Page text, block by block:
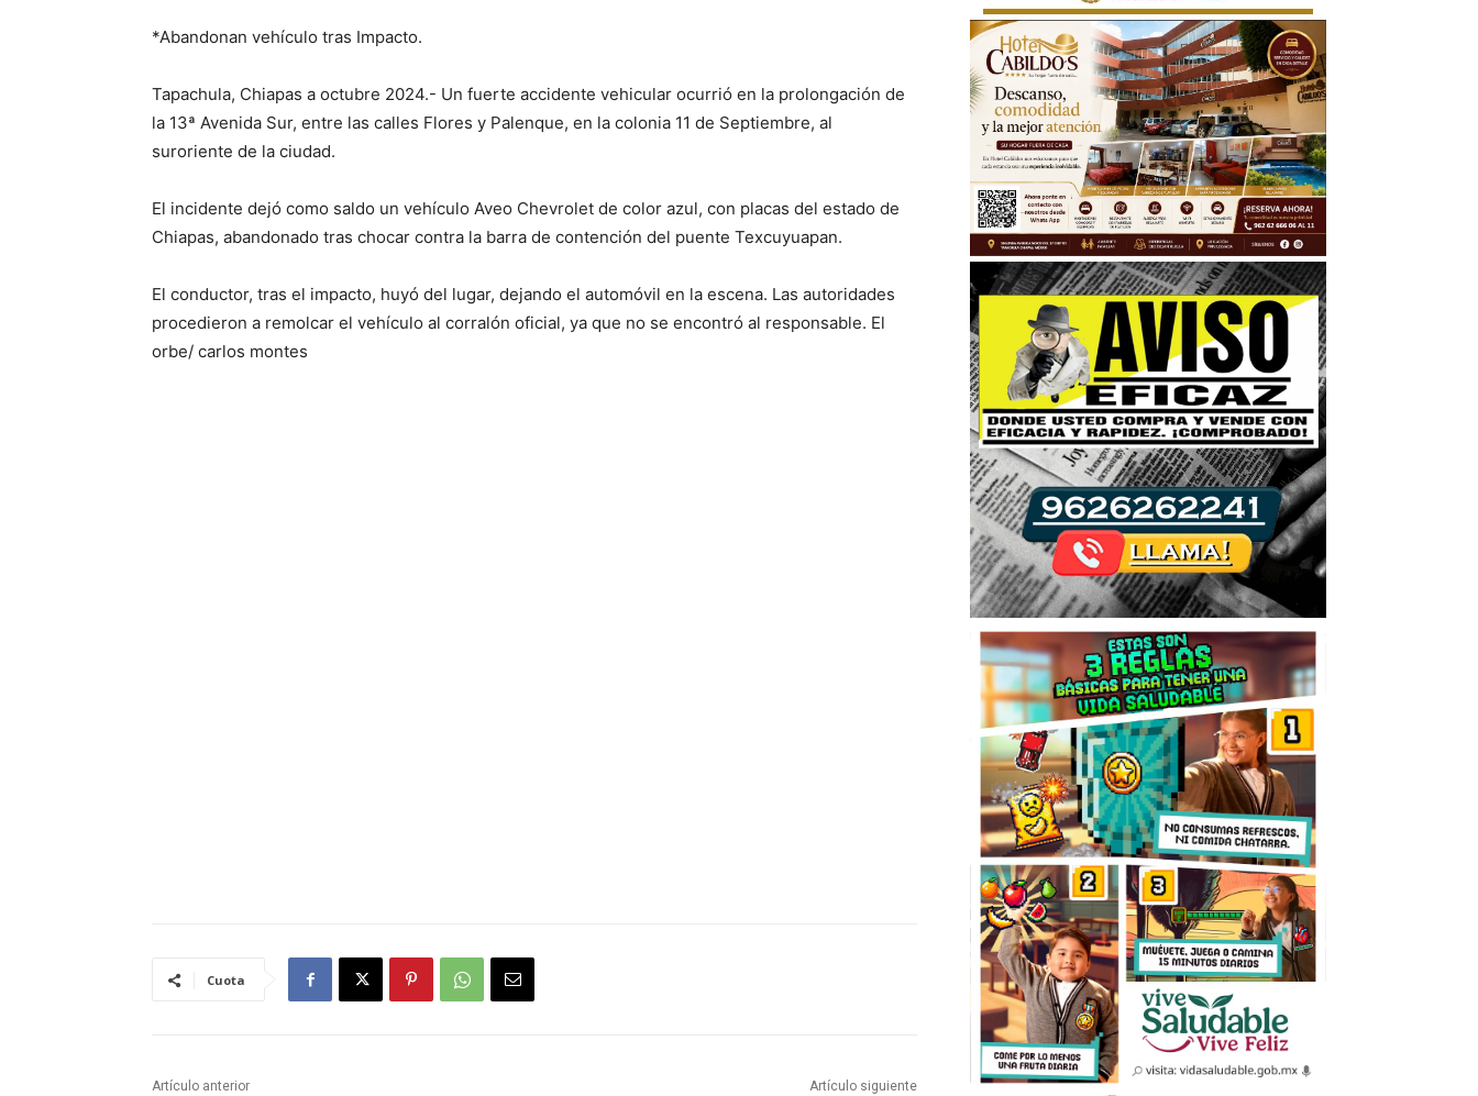
*Abandonan vehículo tras Impacto.
Tapachula, Chiapas a octubre 2024.- Un fuerte accidente vehicular ocurrió en la prolongación de
la 13ª Avenida Sur, entre las calles Flores y Palenque, en la colonia 11 de Septiembre, al
suroriente de la ciudad.
El incidente dejó como saldo un vehículo Aveo Chevrolet de color azul, con placas del estado de
Chiapas, abandonado tras chocar contra la barra de contención del puente Texcuyuapan.
El conductor, tras el impacto, huyó del lugar, dejando el automóvil en la escena. Las autoridades
procedieron a remolcar el vehículo al corralón oficial, ya que no se encontró al responsable. El
orbe/ carlos montes
Cuota
Artículo anterior Artículo siguiente